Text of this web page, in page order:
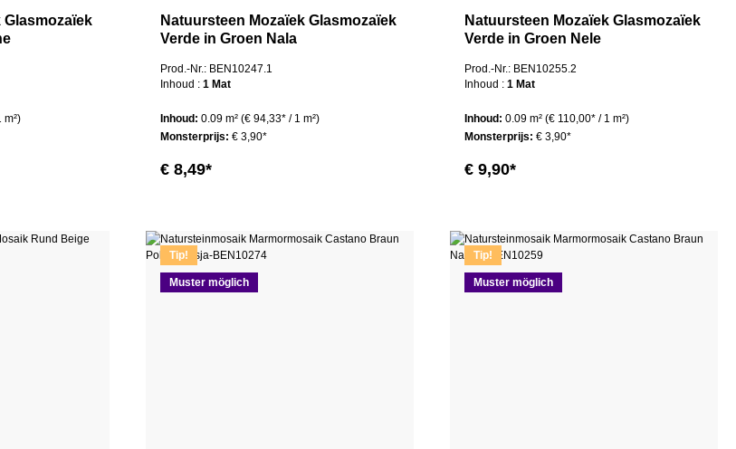
Glasmozaïek
m²)
Natuursteen Mozaïek Glasmozaïek
Verde in Groen Nala
Prod.-Nr.: BEN10247.1
Inhoud : 1 Mat
Inhoud: 0.09 m² (€ 94,33* / 1 m²)
Monsterprijs: € 3,90*
€ 8,49*
Natuursteen Mozaïek Glasmozaïek
Verde in Groen Nele
Prod.-Nr.: BEN10255.2
Inhoud : 1 Mat
Inhoud: 0.09 m² (€ 110,00* / 1 m²)
Monsterprijs: € 3,90*
€ 9,90*
Tip!
Muster möglich
Tip!
Muster möglich